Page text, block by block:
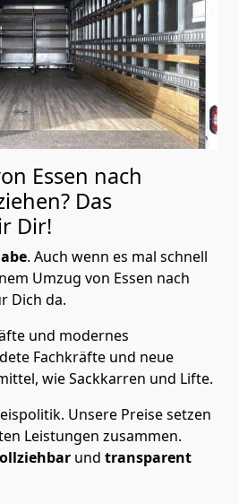
Essen nach
Das
Dir!
. Auch wenn es mal schnell
Umzug von Essen nach
Dich da.
und modernes
Fachkräfte und neue
wie Sackkarren und Lifte.
Unsere Preise setzen
Leistungen zusammen.
und transparent